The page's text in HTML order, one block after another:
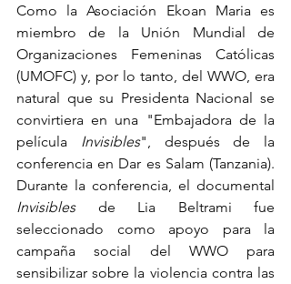
Como la Asociación Ekoan Maria es
miembro de la Unión Mundial de
Organizaciones Femeninas Católicas
(UMOFC) y, por lo tanto, del WWO, era
natural que su Presidenta Nacional se
convirtiera en una "Embajadora de la
película
Invisibles", después de la
conferencia en Dar es Salam (Tanzania).
Invisibles de Lia Beltrami fue
seleccionado como apoyo para la
campaña social del WWO para
sensibilizar sobre la violencia contra las